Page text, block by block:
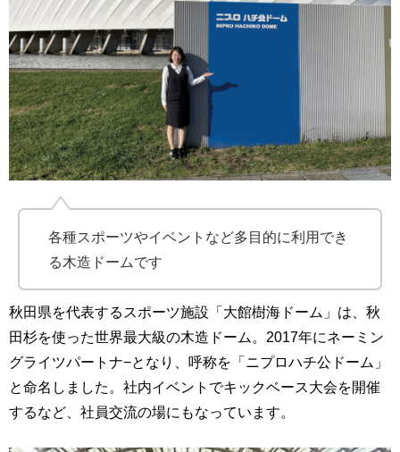
各種スポーツやイベントなど多目的に利用でき
る木造ドームです
秋田県を代表するスポーツ施設「大館樹海ドーム」は、秋
田杉を使った世界最大級の木造ドーム。2017年にネーミン
グライツパートナ−となり、呼称を「ニプロハチ公ドーム」
と命名しました。社内イベントでキックベース大会を開催
するなど、社員交流の場にもなっています。